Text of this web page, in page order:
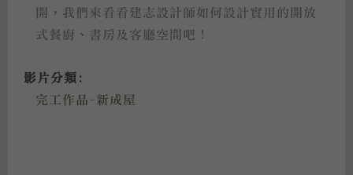
開，我們來看看建志設計師如何設計實用的開放
式餐廚、書房及客廳空間吧！
影片分類:
完工作品-新成屋